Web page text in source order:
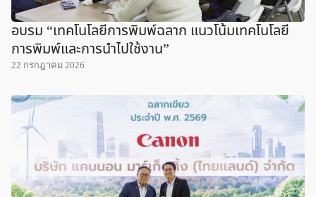
อบรม “เทคโนโลยีการพิมพ์ฉลาก แนวโน้มเทคโนโลยี
การพิมพ์และการนำไปใช้งาน”
22 กรกฎาคม 2026